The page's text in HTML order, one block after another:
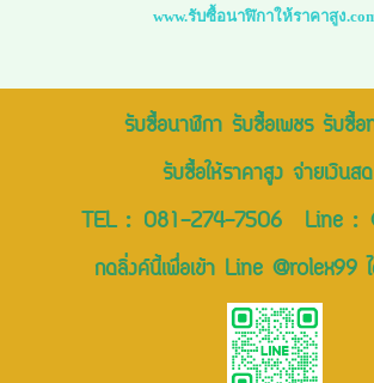
www.รับซื้อนาฬิกาให้ราคาสูง
รับซื้อนาฬิกา รับซื้อเพชร รับซื้อ
รับซื้อให้ราคาสูง จ่ายเงินสด
TEL : 081-274-7506Line :
กดลิ่งค์นี้เพื่อเข้า Line @rolex99 ไ